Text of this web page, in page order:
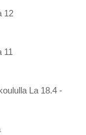
12
11
La 18.4 -